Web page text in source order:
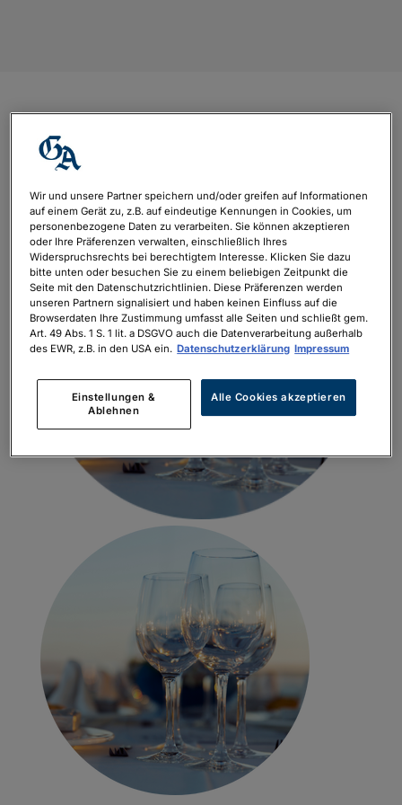
nl-bonnAppetit
vonxnow.digital
Wir und unsere Partner speichern und/oder greifen auf Informationen
auf einem Gerät zu, z.B. auf eindeutige Kennungen in Cookies, um
personenbezogene Daten zu verarbeiten. Sie können akzeptieren
oder Ihre Präferenzen verwalten, einschließlich Ihres
Widerspruchsrechts bei berechtigtem Interesse. Klicken Sie dazu
bitte unten oder besuchen Sie zu einem beliebigen Zeitpunkt die
Seite mit den Datenschutzrichtlinien. Diese Präferenzen werden
unseren Partnern signalisiert und haben keinen Einfluss auf die
Browserdaten Ihre Zustimmung umfasst alle Seiten und schließt gem.
Art. 49 Abs. 1 S. 1 lit. a DSGVO auch die Datenverarbeitung außerhalb
des EWR, z.B. in den USA ein. Datenschutzerklärung Impressum
Einstellungen &
Ablehnen
Alle Cookies akzeptieren